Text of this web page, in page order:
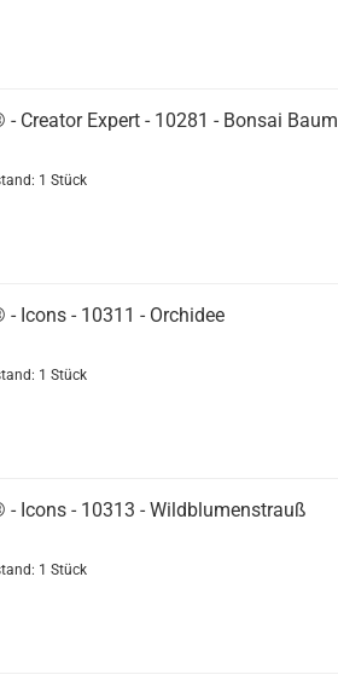
- Creator Expert - 10281 - Bonsai Baum
1 Stück
- Icons - 10311 - Orchidee
1 Stück
- Icons - 10313 - Wildblumenstrauß
1 Stück